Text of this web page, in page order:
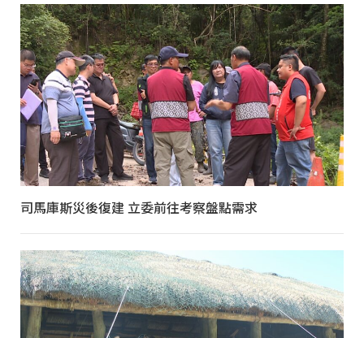
司馬庫斯災後復建 立委前往考察盤點需求